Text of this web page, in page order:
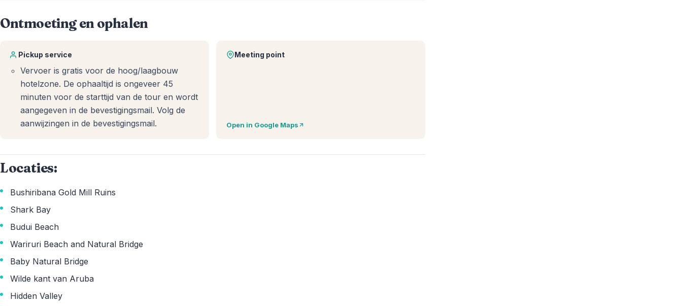
Ontmoeting en ophalen
Pickup service
Vervoer is gratis voor de hoog/laagbouw
hotelzone. De ophaaltijd is ongeveer 45
minuten voor de starttijd van de tour en wordt
aangegeven in de bevestigingsmail. Volg de
aanwijzingen in de bevestigingsmail.
Meeting point
Open in Google Maps
Locaties:
Bushiribana Gold Mill Ruins
Shark Bay
Budui Beach
Wariruri Beach and Natural Bridge
Baby Natural Bridge
Wilde kant van Aruba
Hidden Valley